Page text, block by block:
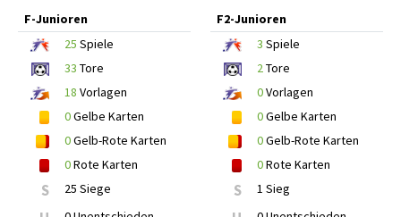
F-Junioren
25 Spiele
33 Tore
18 Vorlagen
0Gelbe Karten
0Gelb-Rote Karten
0Rote Karten
S 25 Siege
F2-Junioren
3 Spiele
2Tore
0Vorlagen
0Gelbe Karten
0Gelb-Rote Karten
0Rote Karten
S 1 Sieg